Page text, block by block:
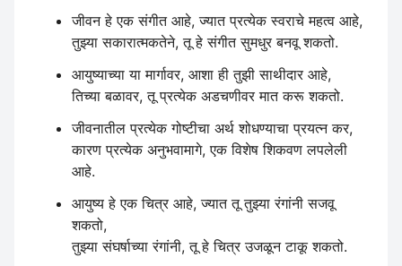
जीवन हे एक संगीत आहे, ज्यात प्रत्येक स्वराचे महत्व आहे,
तुझ्या सकारात्मकतेने, तू हे संगीत सुमधुर बनवू शकतो.
आयुष्याच्या या मार्गावर, आशा ही तुझी साथीदार आहे,
तिच्या बळावर, तू प्रत्येक अडचणीवर मात करू शकतो.
जीवनातील प्रत्येक गोष्टीचा अर्थ शोधण्याचा प्रयत्न कर,
कारण प्रत्येक अनुभवामागे, एक विशेष शिकवण लपलेली
आहे.
आयुष्य हे एक चित्र आहे, ज्यात तू तुझ्या रंगांनी सजवू
शकतो,
तुझ्या संघर्षाच्या रंगांनी, तू हे चित्र उजळून टाकू शकतो.